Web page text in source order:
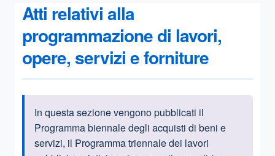
Atti relativi alla
programmazione di lavori,
opere, servizi e forniture
Informazioni introduttive
In questa sezione vengono pubblicati il
Programma biennale degli acquisti di beni e
servizi, il Programma triennale dei lavori